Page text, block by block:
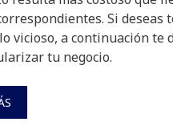
Si deseas
vicioso, a continuación te
tu negocio.